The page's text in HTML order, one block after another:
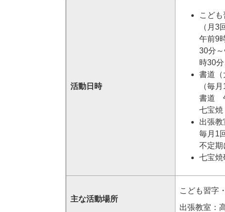
活動日時
こども
（月3
午前9
30分
時30
書道（
（毎
書道
七宝
出張教
毎月1
不定期
七宝焼
主な活動場所
こども習字
出張教室：